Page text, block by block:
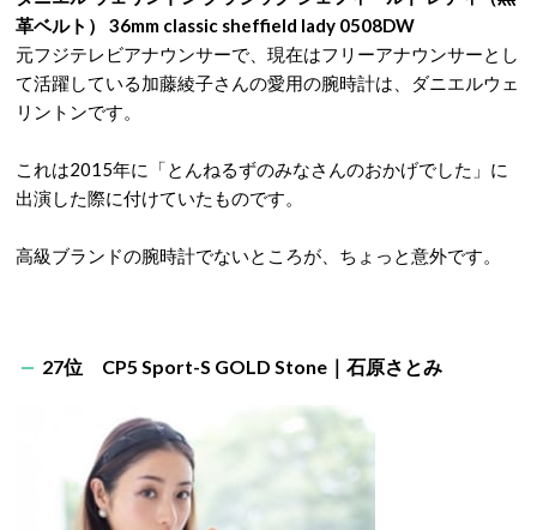
革ベルト） 36mm classic sheffield lady 0508DW
元フジテレビアナウンサーで、現在はフリーアナウンサーとし
て活躍している加藤綾子さんの愛用の腕時計は、ダニエルウェ
リントンです。
これは2015年に「とんねるずのみなさんのおかげでした」に
出演した際に付けていたものです。
高級ブランドの腕時計でないところが、ちょっと意外です。
27位 CP5 Sport-S GOLD Stone｜石原さとみ